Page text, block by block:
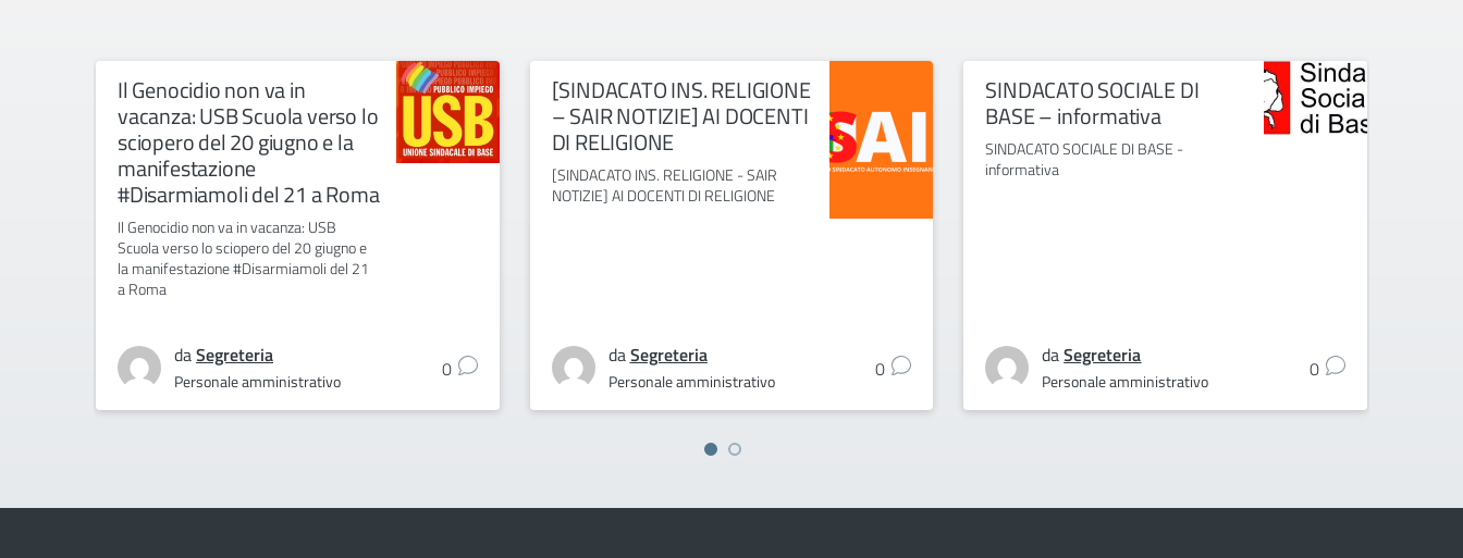
Il Genocidio non va in
vacanza: USB Scuola verso lo
sciopero del 20 giugno e la
manifestazione
#Disarmiamoli del 21 a Roma
Il Genocidio non va in vacanza: USB
Scuola verso lo sciopero del 20 giugno e
la manifestazione #Disarmiamoli del 21
a Roma
daSegreteria
Personale amministrativo 0
[SINDACATO INS. RELIGIONE
– SAIR NOTIZIE] AI DOCENTI
DI RELIGIONE
[SINDACATO INS. RELIGIONE - SAIR
NOTIZIE] AI DOCENTI DI RELIGIONE
daSegreteria
Personale amministrativo 0
SINDACATO SOCIALE DI
BASE – informativa
SINDACATO SOCIALE DI BASE -
informativa
daSegreteria
Personale amministrativo 0